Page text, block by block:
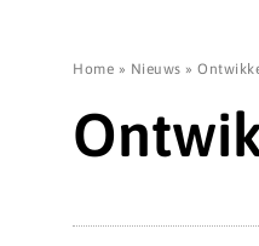
Home » Nieuws »